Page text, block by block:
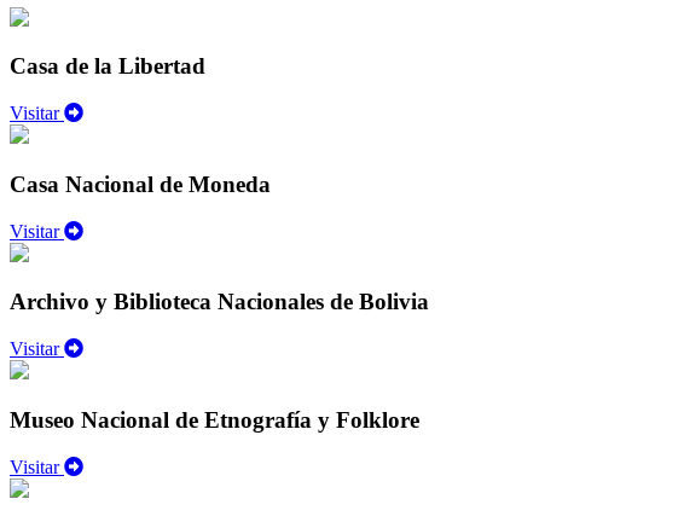
Casa de la Libertad
Visitar
Casa Nacional de Moneda
Visitar
Archivo y Biblioteca Nacionales de Bolivia
Visitar
Museo Nacional de Etnografía y Folklore
Visitar